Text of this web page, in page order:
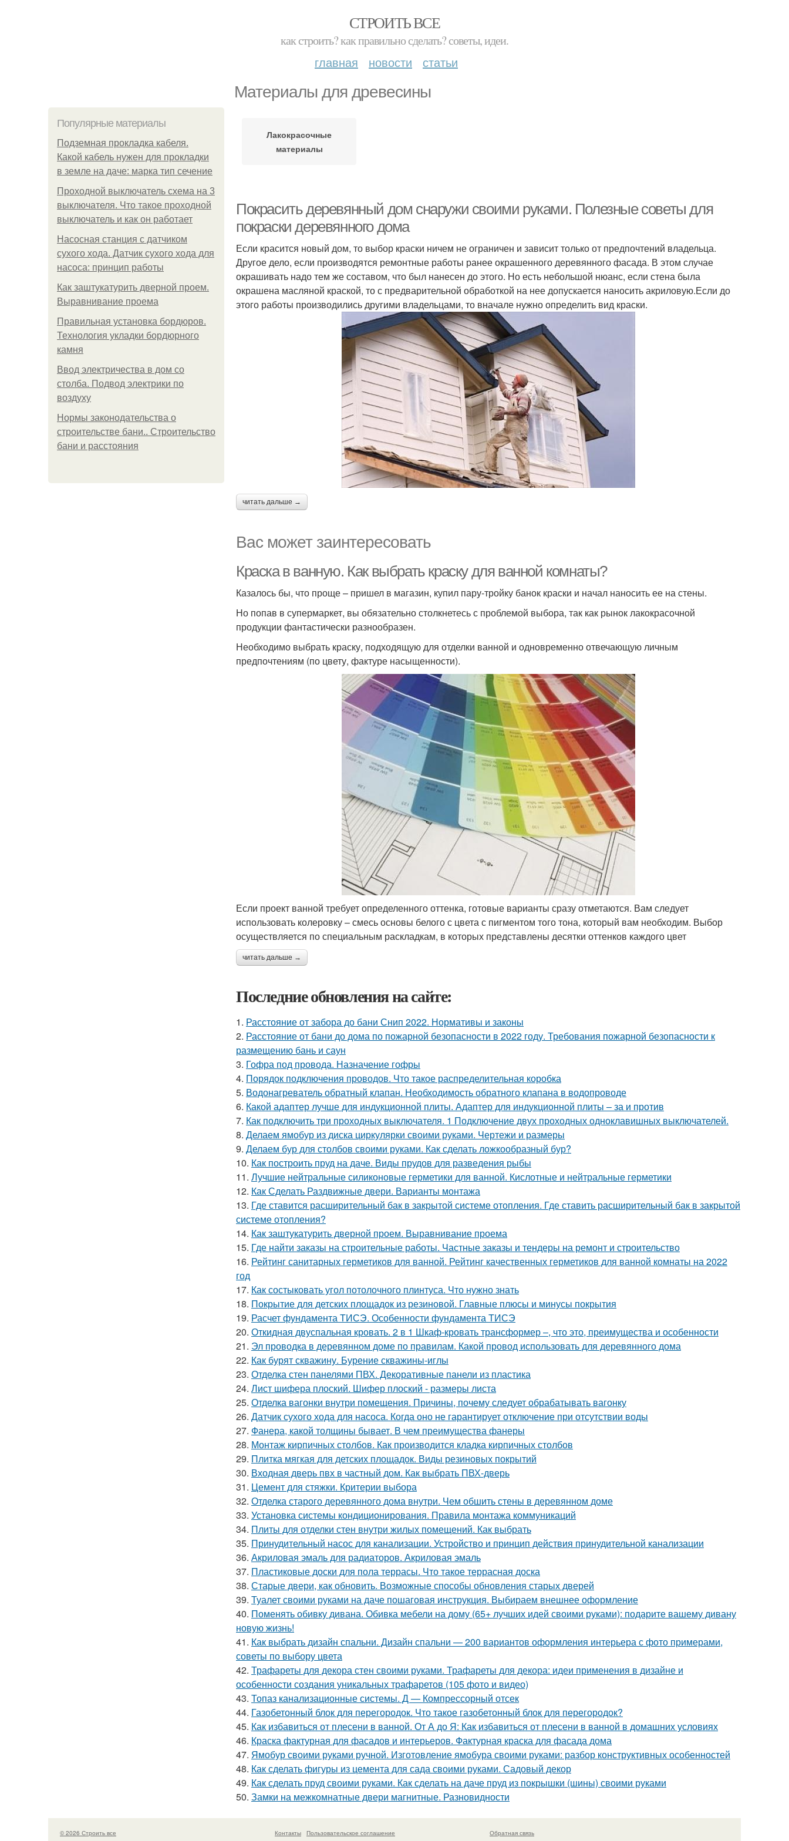
СТРОИТЬ ВСЕ
как строить? как правильно сделать? советы, идеи.
главная новости статьи
Материалы для древесины
Популярные материалы
Подземная прокладка кабеля.
Какой кабель нужен для прокладки
в земле на даче: марка тип сечение
Проходной выключатель схема на 3
выключателя. Что такое проходной
выключатель и как он работает
Насосная станция с датчиком
сухого хода. Датчик сухого хода для
насоса: принцип работы
Как заштукатурить дверной проем.
Выравнивание проема
Правильная установка бордюров.
Технология укладки бордюрного
камня
Ввод электричества в дом со
столба. Подвод электрики по
воздуху
Нормы законодательства о
строительстве бани.. Строительство
бани и расстояния
Лакокрасочные
материалы
Покрасить деревянный дом снаружи своими руками. Полезные советы для
покраски деревянного дома
Если красится новый дом, то выбор краски ничем не ограничен и зависит только от предпочтений владельца.
Другое дело, если производятся ремонтные работы ранее окрашенного деревянного фасада. В этом случае
окрашивать надо тем же составом, что был нанесен до этого. Но есть небольшой нюанс, если стена была
окрашена масляной краской, то с предварительной обработкой на нее допускается наносить акриловую.Если до
этого работы производились другими владельцами, то вначале нужно определить вид краски.
читать дальше →
Вас может заинтересовать
Краска в ванную. Как выбрать краску для ванной комнаты?
Казалось бы, что проще – пришел в магазин, купил пару-тройку банок краски и начал наносить ее на стены.
Но попав в супермаркет, вы обязательно столкнетесь с проблемой выбора, так как рынок лакокрасочной
продукции фантастически разнообразен.
Необходимо выбрать краску, подходящую для отделки ванной и одновременно отвечающую личным
предпочтениям (по цвету, фактуре насыщенности).
Если проект ванной требует определенного оттенка, готовые варианты сразу отметаются. Вам следует
использовать колеровку – смесь основы белого с цвета с пигментом того тона, который вам необходим. Выбор
осуществляется по специальным раскладкам, в которых представлены десятки оттенков каждого цвет
читать дальше →
Последние обновления на сайте:
1. Расстояние от забора до бани Снип 2022. Нормативы и законы
2. Расстояние от бани до дома по пожарной безопасности в 2022 году. Требования пожарной безопасности к
размещению бань и саун
3. Гофра под провода. Назначение гофры
4. Порядок подключения проводов. Что такое распределительная коробка
5. Водонагреватель обратный клапан. Необходимость обратного клапана в водопроводе
6. Какой адаптер лучше для индукционной плиты. Адаптер для индукционной плиты – за и против
7. Как подключить три проходных выключателя. 1 Подключение двух проходных одноклавишных выключателей.
8. Делаем ямобур из диска циркулярки своими руками. Чертежи и размеры
9. Делаем бур для столбов своими руками. Как сделать ложкообразный бур?
10. Как построить пруд на даче. Виды прудов для разведения рыбы
11. Лучшие нейтральные силиконовые герметики для ванной. Кислотные и нейтральные герметики
12. Как Сделать Раздвижные двери. Варианты монтажа
13. Где ставится расширительный бак в закрытой системе отопления. Где ставить расширительный бак в закрытой
системе отопления?
14. Как заштукатурить дверной проем. Выравнивание проема
15. Где найти заказы на строительные работы. Частные заказы и тендеры на ремонт и строительство
16. Рейтинг санитарных герметиков для ванной. Рейтинг качественных герметиков для ванной комнаты на 2022
год
17. Как состыковать угол потолочного плинтуса. Что нужно знать
18. Покрытие для детских площадок из резиновой. Главные плюсы и минусы покрытия
19. Расчет фундамента ТИСЭ. Особенности фундамента ТИСЭ
20. Откидная двуспальная кровать. 2 в 1 Шкаф-кровать трансформер –, что это, преимущества и особенности
21. Эл проводка в деревянном доме по правилам. Какой провод использовать для деревянного дома
22. Как бурят скважину. Бурение скважины-иглы
23. Отделка стен панелями ПВХ. Декоративные панели из пластика
24. Лист шифера плоский. Шифер плоский - размеры листа
25. Отделка вагонки внутри помещения. Причины, почему следует обрабатывать вагонку
26. Датчик сухого хода для насоса. Когда оно не гарантирует отключение при отсутствии воды
27. Фанера, какой толщины бывает. В чем преимущества фанеры
28. Монтаж кирпичных столбов. Как производится кладка кирпичных столбов
29. Плитка мягкая для детских площадок. Виды резиновых покрытий
30. Входная дверь пвх в частный дом. Как выбрать ПВХ-дверь
31. Цемент для стяжки. Критерии выбора
32. Отделка старого деревянного дома внутри. Чем обшить стены в деревянном доме
33. Установка системы кондиционирования. Правила монтажа коммуникаций
34. Плиты для отделки стен внутри жилых помещений. Как выбрать
35. Принудительный насос для канализации. Устройство и принцип действия принудительной канализации
36. Акриловая эмаль для радиаторов. Акриловая эмаль
37. Пластиковые доски для пола террасы. Что такое террасная доска
38. Старые двери, как обновить. Возможные способы обновления старых дверей
39. Туалет своими руками на даче пошаговая инструкция. Выбираем внешнее оформление
40. Поменять обивку дивана. Обивка мебели на дому (65+ лучших идей своими руками): подарите вашему дивану
новую жизнь!
41. Как выбрать дизайн спальни. Дизайн спальни — 200 вариантов оформления интерьера с фото примерами,
советы по выбору цвета
42. Трафареты для декора стен своими руками. Трафареты для декора: идеи применения в дизайне и
особенности создания уникальных трафаретов (105 фото и видео)
43. Топаз канализационные системы. Д — Компрессорный отсек
44. Газобетонный блок для перегородок. Что такое газобетонный блок для перегородок?
45. Как избавиться от плесени в ванной. От А до Я: Как избавиться от плесени в ванной в домашних условиях
46. Краска фактурная для фасадов и интерьеров. Фактурная краска для фасада дома
47. Ямобур своими руками ручной. Изготовление ямобура своими руками: разбор конструктивных особенностей
48. Как сделать фигуры из цемента для сада своими руками. Садовый декор
49. Как сделать пруд своими руками. Как сделать на даче пруд из покрышки (шины) своими руками
50. Замки на межкомнатные двери магнитные. Разновидности
© 2026 Строить все Контакты Пользовательское соглашение Обратная связь